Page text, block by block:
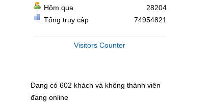
Hôm qua
Tổng truy cập
28204
74954821
Visitors Counter
Đang có 602 khách và không thành viên
đang online